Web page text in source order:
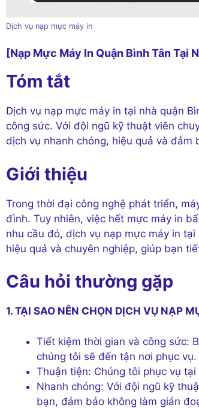
Dịch vụ nạp mực máy in
[Nạp Mực Máy In Quận Bình Tân Tại
Tóm tắt
Dịch vụ nạp mực máy in tại nhà quận
công sức. Với đội ngũ kỹ thuật viên
dịch vụ nhanh chóng, hiệu quả và
Giới thiệu
Trong thời đại công nghệ phát triển,
đình. Tuy nhiên, việc hết mực máy in
nhu cầu đó, dịch vụ nạp mực máy in
hiệu quả và chuyên nghiệp, giúp bạn
Câu hỏi thường gặp
1. TẠI SAO NÊN CHỌN DỊCH VỤ NẠP
Tiết kiệm thời gian và công sức:
chúng tôi sẽ đến tận nơi phục vụ.
Thuận tiện: Chúng tôi phục vụ
Nhanh chóng: Với đội ngũ kỹ
bạn, đảm bảo không làm gián